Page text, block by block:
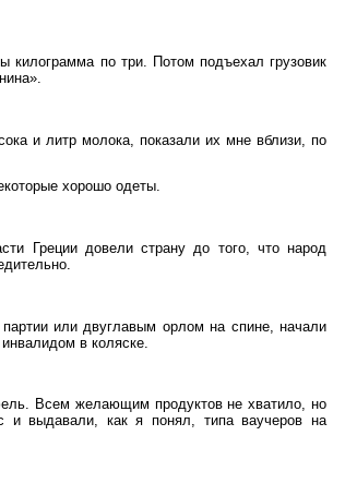
килограмма по три. Потом подъехал грузовик
и литр молока, показали их мне вблизи, по
хорошо одеты.
Греции довели страну до того, что народ
или двуглавым орлом на спине, начали
в коляске.
Всем желающим продуктов не хватило, но
выдавали, как я понял, типа ваучеров на